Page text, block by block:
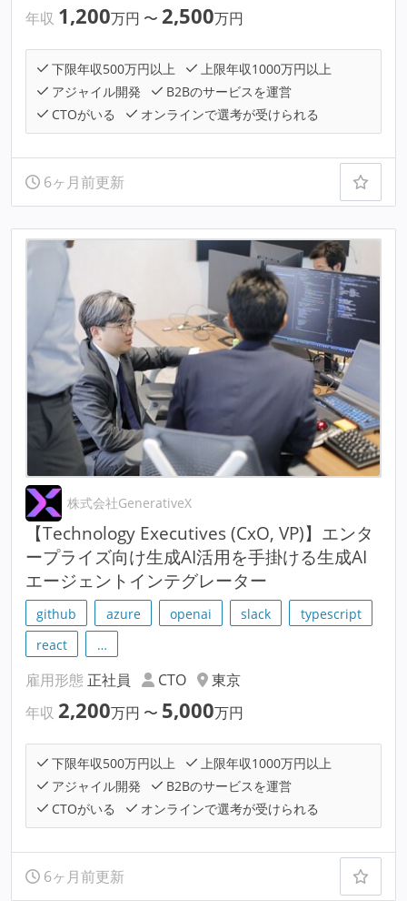
年収 1,200万円 〜 2,500万円
下限年収500万円以上
上限年収1000万円以上
アジャイル開発
B2Bのサービスを運営
CTOがいる
オンラインで選考が受けられる
6ヶ月前更新
株式会社GenerativeX
【Technology Executives (CxO, VP)】エンタ
ープライズ向け生成AI活用を手掛ける生成AI
エージェントインテグレーター
github azure openai slack
typescript
react
…
雇用形態 正社員 CTO
東京
年収 2,200万円 〜 5,000万円
下限年収500万円以上
上限年収1000万円以上
アジャイル開発
B2Bのサービスを運営
CTOがいる
オンラインで選考が受けられる
6ヶ月前更新